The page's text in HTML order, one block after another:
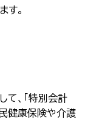
す。
て、｢特別会計
健康保険や介護